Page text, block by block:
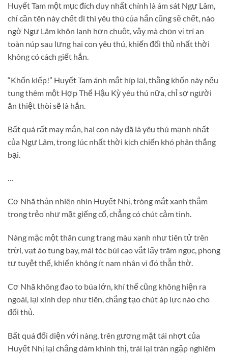
Huyết Tam một mục đích duy nhất chính là ám sát Ngự Lâm,
chỉ cần tên này chết đi thì yêu thú của hắn cũng sẽ chết, nào
ngờ Ngự Lâm khôn lanh hơn chuột, vậy mà chọn vị trí an
toàn núp sau lưng hai con yêu thú, khiến đối thủ nhất thời
không có cách giết hắn.
“Khốn kiếp!” Huyết Tam ánh mắt híp lại, thằng khốn này nếu
tung thêm một Hợp Thể Hậu Kỳ yêu thú nữa, chỉ sợ người
ăn thiệt thòi sẽ là hắn.
Bất quá rất may mắn, hai con này đã là yêu thú mạnh nhất
của Ngự Lâm, trong lúc nhất thời kịch chiến khó phân thắng
bại.
…
Cơ Nhã thản nhiên nhìn Huyết Nhị, tròng mắt xanh thẳm
trong trẻo như mặt giếng cổ, chẳng có chút cảm tình.
Nàng mặc một thân cung trang màu xanh như tiên tử trên
trời, vạt áo tung bay, mái tóc búi cao vắt lấy trâm ngọc, phong
tư tuyệt thế, khiến không ít nam nhân vì đó thẫn thờ.
Cơ Nhã không đao to búa lớn, khí thế cũng không hiện ra
ngoài, lại xinh đẹp như tiên, chẳng tạo chút áp lực nào cho
đối thủ.
Bất quá đối diện với nàng, trên gương mặt tái nhợt của
Huyết Nhị lại chẳng dám khinh thị, trái lại tràn ngập nghiêm